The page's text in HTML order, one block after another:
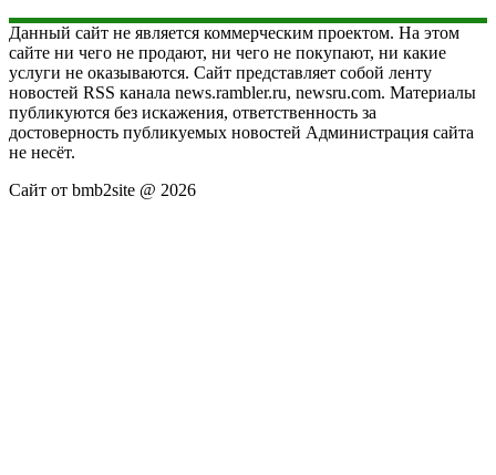
Данный сайт не является коммерческим проектом. На этом
сайте ни чего не продают, ни чего не покупают, ни какие
услуги не оказываются. Сайт представляет собой ленту
новостей RSS канала news.rambler.ru, newsru.com. Материалы
публикуются без искажения, ответственность за
достоверность публикуемых новостей Администрация сайта
не несёт.
Сайт от bmb2site @ 2026